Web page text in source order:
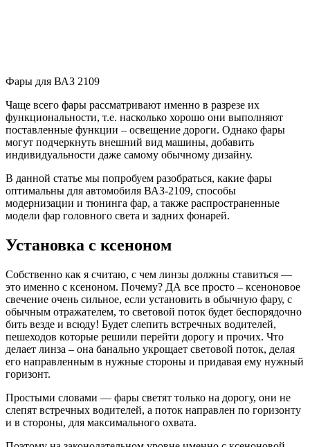
Фары для ВАЗ 2109
Чаще всего фары рассматривают именно в разрезе их
функциональности, т.е. насколько хорошо они выполняют
поставленные функции – освещение дороги. Однако фары
могут подчеркнуть внешний вид машины, добавить
индивидуальности даже самому обычному дизайну.
В данной статье мы попробуем разобраться, какие фары
оптимальны для автомобиля ВАЗ-2109, способы
модернизации и тюнинга фар, а также распространенные
модели фар головного света и задних фонарей.
Установка с ксеноном
Собственно как я считаю, с чем линзы должны ставиться —
это именно с ксеноном. Почему? ДА все просто – ксеноновое
свечение очень сильное, если установить в обычную фару, с
обычным отражателем, то световой поток будет беспорядочно
бить везде и всюду! Будет слепить встречных водителей,
пешеходов которые решили перейти дорогу и прочих. Что
делает линза – она банально укрощает световой поток, делая
его направленным в нужные стороны и придавая ему нужный
горизонт.
Простыми словами — фары светят только на дорогу, они не
слепят встречных водителей, а поток направлен по горизонту
и в стороны, для максимального охвата.